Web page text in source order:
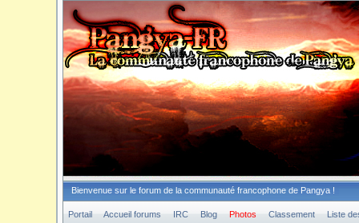
Bienvenue sur le forum de la communauté francophone de Pangya !
Portail Accueil forums IRC Blog Photos Classement Liste